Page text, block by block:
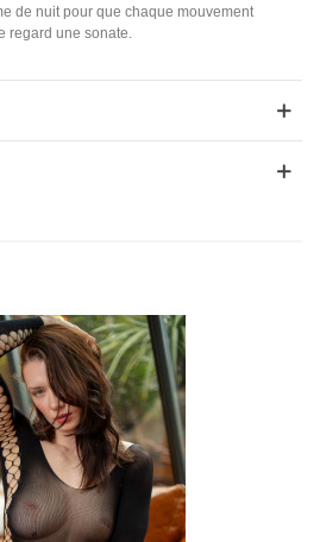
de nuit pour que chaque mouvement
regard une sonate.